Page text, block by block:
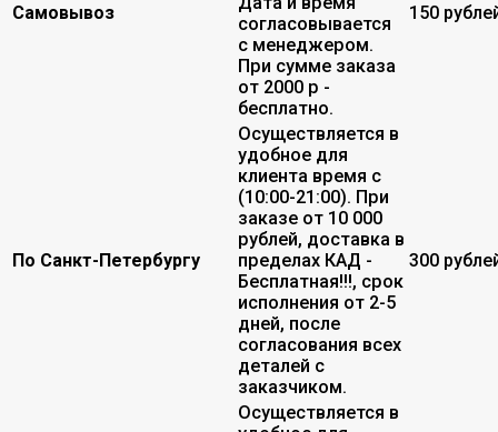
Самовывоз
согласовывается
с менеджером.
При сумме заказа
от 2000 р -
бесплатно.
150
По Санкт-Петербургу
Осуществляется в
удобное для
клиента время с
(10:00-21:00). При
заказе от 10 000
рублей, доставка в
пределах КАД -
Бесплатная!!!, срок
исполнения от 2-5
дней, после
согласования всех
деталей с
заказчиком.
300
Осуществляется в